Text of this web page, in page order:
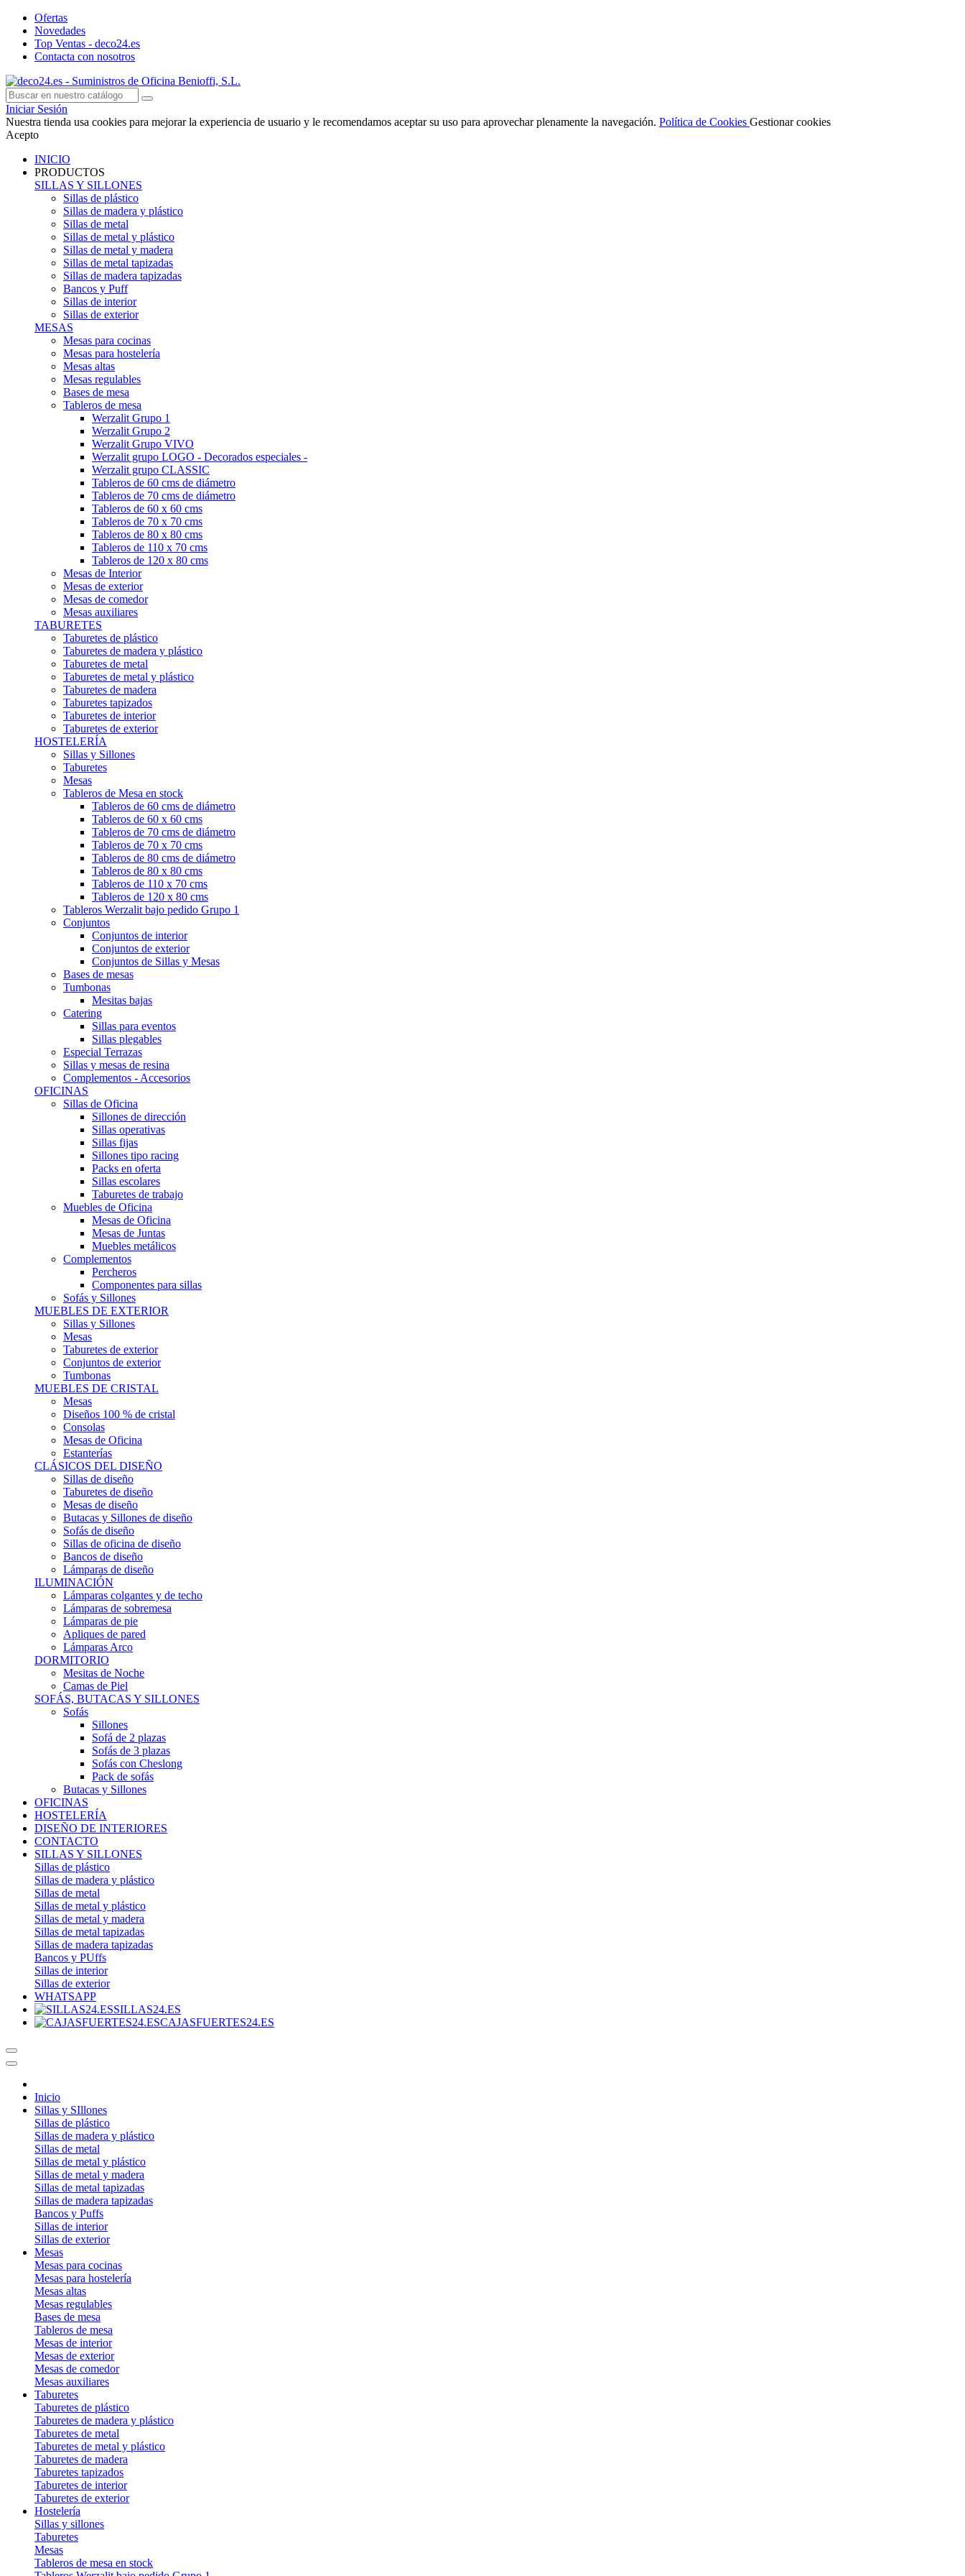
Ofertas
Novedades
Top Ventas - deco24.es
Contacta con nosotros
Iniciar Sesión
Nuestra tienda usa cookies para mejorar la experiencia de usuario y le recomendamos aceptar su uso para aprovechar plenamente la navegación. Política de Cookies Gestionar cookies
Acepto
INICIO
PRODUCTOS
SILLAS Y SILLONES
Sillas de plástico
Sillas de madera y plástico
Sillas de metal
Sillas de metal y plástico
Sillas de metal y madera
Sillas de metal tapizadas
Sillas de madera tapizadas
Bancos y Puff
Sillas de interior
Sillas de exterior
MESAS
Mesas para cocinas
Mesas para hostelería
Mesas altas
Mesas regulables
Bases de mesa
Tableros de mesa
Werzalit Grupo 1
Werzalit Grupo 2
Werzalit Grupo VIVO
Werzalit grupo LOGO - Decorados especiales -
Werzalit grupo CLASSIC
Tableros de 60 cms de diámetro
Tableros de 70 cms de diámetro
Tableros de 60 x 60 cms
Tableros de 70 x 70 cms
Tableros de 80 x 80 cms
Tableros de 110 x 70 cms
Tableros de 120 x 80 cms
Mesas de Interior
Mesas de exterior
Mesas de comedor
Mesas auxiliares
TABURETES
Taburetes de plástico
Taburetes de madera y plástico
Taburetes de metal
Taburetes de metal y plástico
Taburetes de madera
Taburetes tapizados
Taburetes de interior
Taburetes de exterior
HOSTELERÍA
Sillas y Sillones
Taburetes
Mesas
Tableros de Mesa en stock
Tableros de 60 cms de diámetro
Tableros de 60 x 60 cms
Tableros de 70 cms de diámetro
Tableros de 70 x 70 cms
Tableros de 80 cms de diámetro
Tableros de 80 x 80 cms
Tableros de 110 x 70 cms
Tableros de 120 x 80 cms
Tableros Werzalit bajo pedido Grupo 1
Conjuntos
Conjuntos de interior
Conjuntos de exterior
Conjuntos de Sillas y Mesas
Bases de mesas
Tumbonas
Mesitas bajas
Catering
Sillas para eventos
Sillas plegables
Especial Terrazas
Sillas y mesas de resina
Complementos - Accesorios
OFICINAS
Sillas de Oficina
Sillones de dirección
Sillas operativas
Sillas fijas
Sillones tipo racing
Packs en oferta
Sillas escolares
Taburetes de trabajo
Muebles de Oficina
Mesas de Oficina
Mesas de Juntas
Muebles metálicos
Complementos
Percheros
Componentes para sillas
Sofás y Sillones
MUEBLES DE EXTERIOR
Sillas y Sillones
Mesas
Taburetes de exterior
Conjuntos de exterior
Tumbonas
MUEBLES DE CRISTAL
Mesas
Diseños 100 % de cristal
Consolas
Mesas de Oficina
Estanterías
CLÁSICOS DEL DISEÑO
Sillas de diseño
Taburetes de diseño
Mesas de diseño
Butacas y Sillones de diseño
Sofás de diseño
Sillas de oficina de diseño
Bancos de diseño
Lámparas de diseño
ILUMINACIÓN
Lámparas colgantes y de techo
Lámparas de sobremesa
Lámparas de pie
Apliques de pared
Lámparas Arco
DORMITORIO
Mesitas de Noche
Camas de Piel
SOFÁS, BUTACAS Y SILLONES
Sofás
Sillones
Sofá de 2 plazas
Sofás de 3 plazas
Sofás con Cheslong
Pack de sofás
Butacas y Sillones
OFICINAS
HOSTELERÍA
DISEÑO DE INTERIORES
CONTACTO
SILLAS Y SILLONES
Sillas de plástico
Sillas de madera y plástico
Sillas de metal
Sillas de metal y plástico
Sillas de metal y madera
Sillas de metal tapizadas
Sillas de madera tapizadas
Bancos y PUffs
Sillas de interior
Sillas de exterior
WHATSAPP
SILLAS24.ES
CAJASFUERTES24.ES
Inicio
Sillas y SIllones
Sillas de plástico
Sillas de madera y plástico
Sillas de metal
Sillas de metal y plástico
Sillas de metal y madera
Sillas de metal tapizadas
Sillas de madera tapizadas
Bancos y Puffs
Sillas de interior
Sillas de exterior
Mesas
Mesas para cocinas
Mesas para hostelería
Mesas altas
Mesas regulables
Bases de mesa
Tableros de mesa
Mesas de interior
Mesas de exterior
Mesas de comedor
Mesas auxiliares
Taburetes
Taburetes de plástico
Taburetes de madera y plástico
Taburetes de metal
Taburetes de metal y plástico
Taburetes de madera
Taburetes tapizados
Taburetes de interior
Taburetes de exterior
Hostelería
Sillas y sillones
Taburetes
Mesas
Tableros de mesa en stock